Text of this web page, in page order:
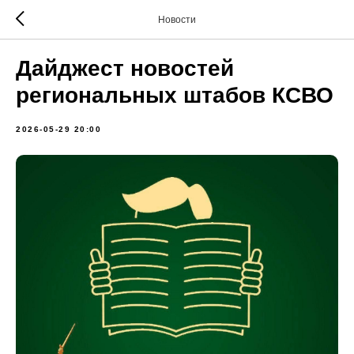
Новости
Дайджест новостей
региональных штабов КСВО
2026-05-29 20:00